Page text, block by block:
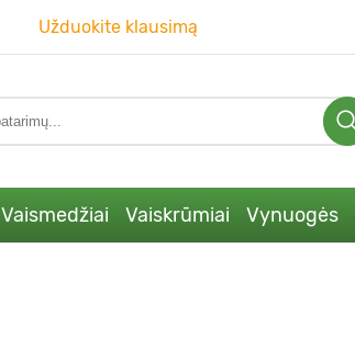
Užduokite klausimą
Vaismedžiai Vaiskrūmiai Vynuogės